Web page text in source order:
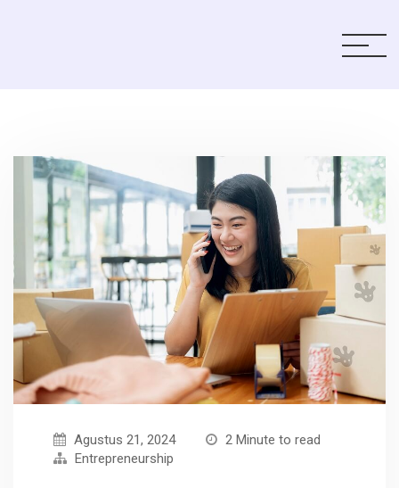
Agustus 21, 2024
2 Minute to read
Entrepreneurship